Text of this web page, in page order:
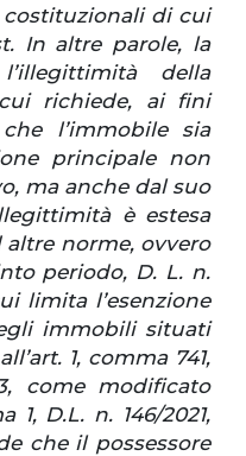
di cui
In altre parole, la
della
richiede, ai fini
che l’immobile sia
principale non
ma anche dal suo
è estesa
norme, ovvero
periodo, D. L. n.
limita l’esenzione
immobili situati
1, comma 741,
come modificato
1, D.L. n. 146/2021,
che il possessore